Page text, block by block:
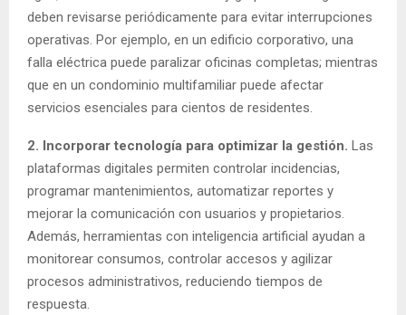
deben revisarse periódicamente para evitar interrupciones
operativas. Por ejemplo, en un edificio corporativo, una
falla eléctrica puede paralizar oficinas completas; mientras
que en un condominio multifamiliar puede afectar
servicios esenciales para cientos de residentes.
2. Incorporar tecnología para optimizar la gestión. Las
plataformas digitales permiten controlar incidencias,
programar mantenimientos, automatizar reportes y
mejorar la comunicación con usuarios y propietarios.
Además, herramientas con inteligencia artificial ayudan a
monitorear consumos, controlar accesos y agilizar
procesos administrativos, reduciendo tiempos de
respuesta.